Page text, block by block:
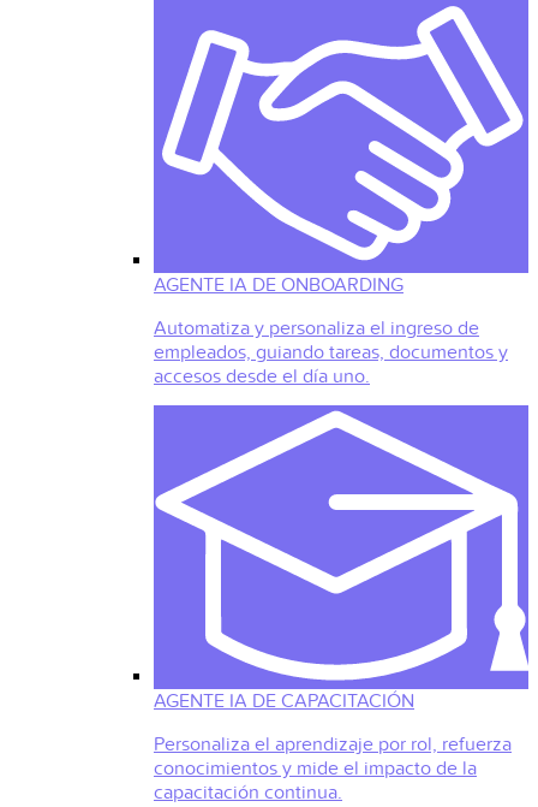
AGENTE IA DE ONBOARDING
Automatiza y personaliza el ingreso de
empleados, guiando tareas, documentos y
accesos desde el día uno.
AGENTE IA DE CAPACITACIÓN
Personaliza el aprendizaje por rol, refuerza
conocimientos y mide el impacto de la
capacitación continua.